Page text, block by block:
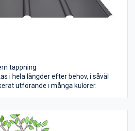
tappning
i hela längder efter behov, i såväl
utförande i många kulörer.